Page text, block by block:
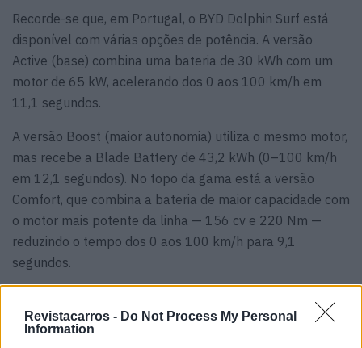
Revistacarros - Do Not Process My Personal
Information
Recorde-se que, em Portugal, o BYD Dolphin Surf está
disponível com várias opções de potência. A versão
Active (base) combina uma bateria de 30 kWh com um
motor de 65 kW, acelerando dos 0 aos 100 km/h em
11,1 segundos.
A versão Boost (maior autonomia) utiliza o mesmo motor,
mas recebe a Blade Battery de 43,2 kWh (0–100 km/h
em 12,1 segundos). No topo da gama está a versão
Comfort, que combina a bateria de maior capacidade com
o motor mais potente da linha — 156 cv e 220 Nm —
reduzindo o tempo dos 0 aos 100 km/h para 9,1
segundos.
chinês, não tendo sido ainda confirmado que a BYD venha
a lançar o modelo no mercado europeu.